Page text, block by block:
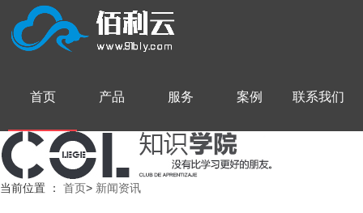
首页 产品 服务 案例 联系我们
当前位置 ： 首页> 新闻资讯